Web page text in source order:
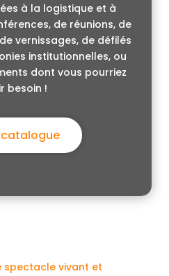
à la logistique et à
de réunions, de
vernissages, de défilés
institutionnelles, ou
dont vous pourriez
besoin !
spectacle vivant et